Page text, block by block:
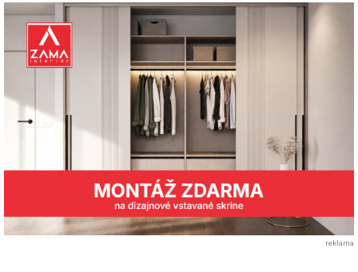
reklama